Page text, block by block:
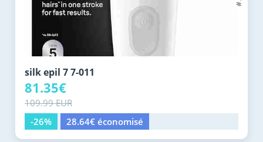
silk epil 7 7-011
81.35€
109.99 EUR
-26%
28.64€ économisé